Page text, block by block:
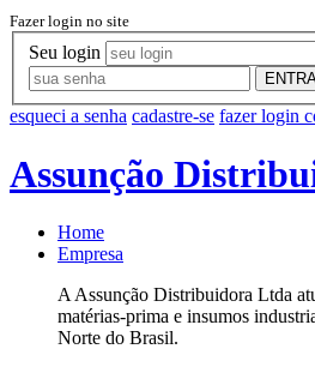
Fazer login no site
Seu login
esqueci a senha cadastre-se fazer login
Assunção
Home
Empresa
A Assunção Distribuidora Ltda
matérias-prima e insumos
Norte do Brasil.